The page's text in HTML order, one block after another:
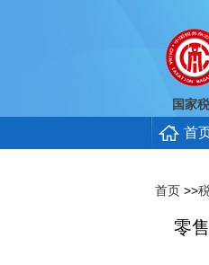
国家
首
首页 >>
零